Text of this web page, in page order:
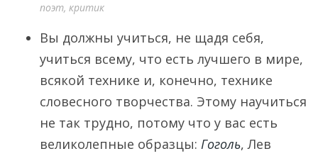
поэт, критик
Вы должны учиться, не щадя себя,
учиться всему, что есть лучшего в мире,
всякой технике и, конечно, технике
словесного творчества. Этому научиться
не так трудно, потому что у вас есть
великолепные образцы: Гоголь, Лев